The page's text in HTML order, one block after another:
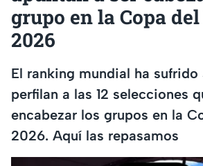
grupo en la Copa
2026
El ranking mundial ha sufrido
perfilan a las 12 selecciones
encabezar los grupos en la
2026. Aquí las repasamos